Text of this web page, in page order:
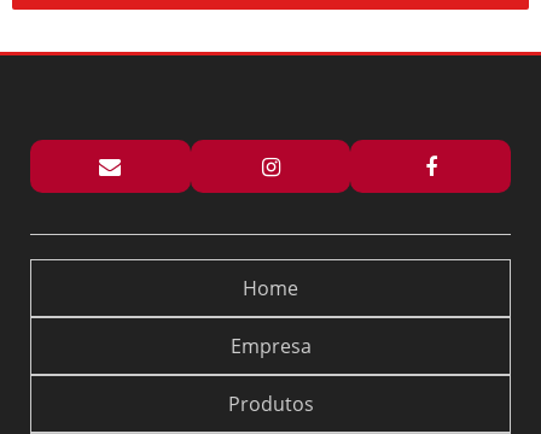
BOX FLEX PARA BANHEIRO PREÇO E DICAS DE COMPRA
BOX FLEX PARA BANHEIRO PREÇO: DESCUBRA AS MELHORES OPÇÕES E
BOX PARA BANHEIRO ARTICULADO: 5 DICAS ESSENCIAIS
BOX PARA BANHEIRO ARTICULADO: COMO ESCOLHER O MODELO IDEAL
BOX PARA BANHEIRO DE ABRIR É A ESCOLHA IDEAL PARA OTIMIZAR
ESPAÇO E ESTILO NO SEU BANHEIRO
BOX PARA BANHEIRO DE ABRIR: COMO ESCOLHER O MODELO IDEAL PARA
Home
Empresa
Produtos